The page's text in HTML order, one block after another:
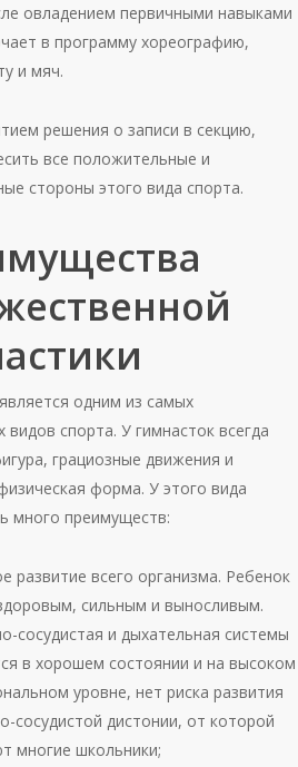
овладением первичными навыками
в программу хореографию,
и мяч.
решения о записи в секцию,
все положительные и
стороны этого вида спорта.
одним из самых
видов спорта. У гимнасток всегда
грациозные движения и
форма. У этого вида
много преимуществ:
развитие всего организма. Ребенок
сильным и выносливым.
сосудистая и дыхательная системы
в хорошем состоянии и на высоком
уровне, нет риска развития
сосудистой дистонии, от которой
многие школьники;